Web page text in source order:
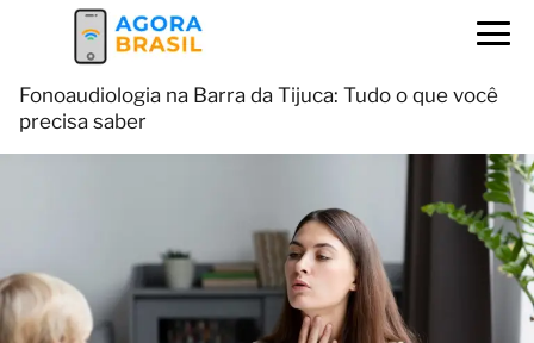
Fonoaudiologia na Barra da Tijuca: Tudo o que você
precisa saber